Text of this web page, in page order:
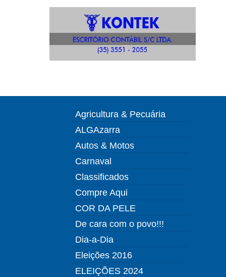
Agricultura & Pecuária
ALGAzarra
Autos & Motos
Carnaval
Classificados
Compre Aqui
COR DA PELE
De cara com o povo!!!
Dia-a-Dia
Eleições 2016
ELEIÇÕES 2024